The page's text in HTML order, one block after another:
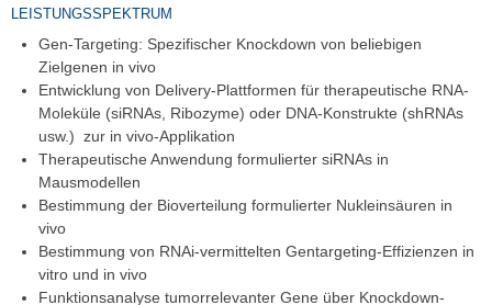
LEISTUNGSSPEKTRUM
Gen-Targeting: Spezifischer Knockdown von beliebigen
Zielgenen in vivo
Entwicklung von Delivery-Plattformen für therapeutische RNA-
Moleküle (siRNAs, Ribozyme) oder DNA-Konstrukte (shRNAs
usw.) zur in vivo-Applikation
Therapeutische Anwendung formulierter siRNAs in
Mausmodellen
Bestimmung der Bioverteilung formulierter Nukleinsäuren in
vivo
Bestimmung von RNAi-vermittelten Gentargeting-Effizienzen in
vitro und in vivo
Funktionsanalyse tumorrelevanter Gene über Knockdown-